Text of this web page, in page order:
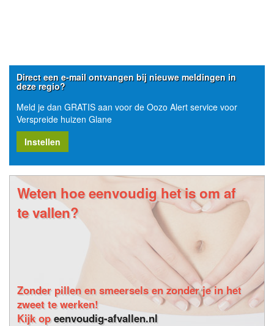
Direct een e-mail ontvangen bij nieuwe meldingen in
deze regio?
Meld je dan GRATIS aan voor de Oozo Alert service voor
Verspreide huizen Glane
Instellen
Weten hoe eenvoudig het is om af
te vallen?
Zonder pillen en smeersels en zonder je in het
zweet te werken!
Kijk opeenvoudig-afvallen.nl